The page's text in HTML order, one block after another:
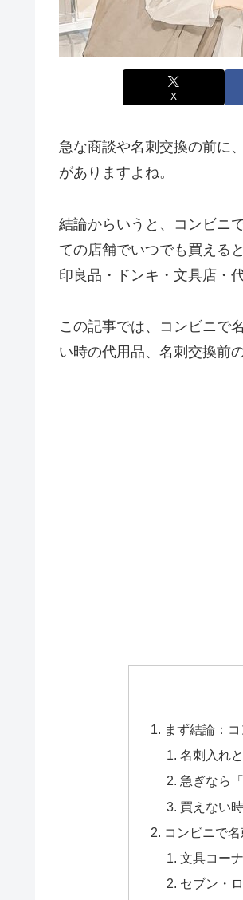
X
急な商談や名刺交換の前に
がありますよね。
結論からいうと、コンビニ
ての店舗でいつでも買える
印良品・ドンキ・文具店・
この記事では、コンビニで
い時の代用品、名刺交換前
まず結論：
名刺入れ
急ぎなら
買えない
コンビニで
文具コー
セブン・